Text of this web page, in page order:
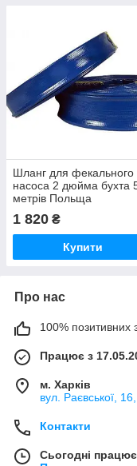
Шланг для фекального
насоса 2 дюйма бухта
метрів Польща
1 820 ₴
Купити
Про нас
100% позитивних з
Працює з
м. Харків
вул. Раєвської,
Контакти
Сьогодні